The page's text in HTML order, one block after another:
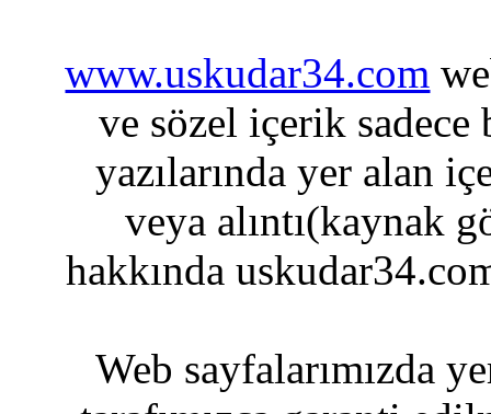
www.uskudar34.com
ve sözel içerik sadece
yazılarında yer alan
veya alıntı(kaynak
hakkında
Web sayfalarımızda